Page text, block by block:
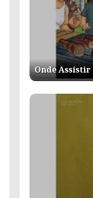
Onde Assistir